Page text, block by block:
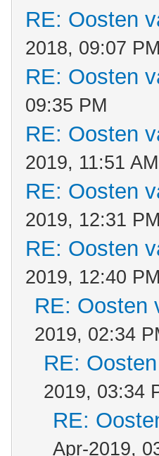
RE: Oosten
2018, 09:07 PM
RE: Oosten
09:35 PM
RE: Oosten
2019, 11:51 AM
RE: Oosten
2019, 12:31 PM
RE: Oosten
2019, 12:40 PM
RE: Oosten
2019, 02:34
RE:
2019, 03:34
RE:
Apr-2019,